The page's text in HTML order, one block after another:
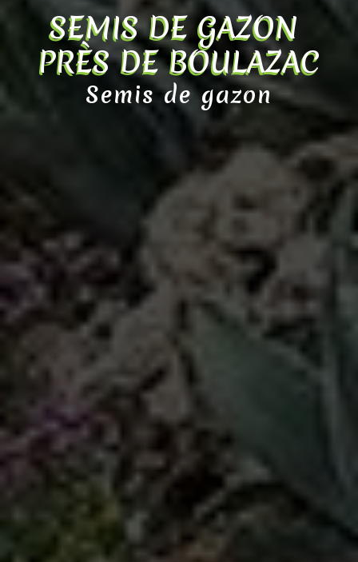
SEMIS DE GAZON
PRÈS DE BOULAZAC
Semis de gazon